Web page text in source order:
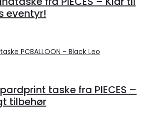
eventyr!
taske fra PIECES –
tilbehør